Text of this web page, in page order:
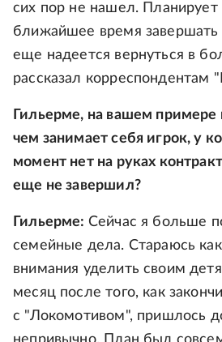
сих пор не нашел.
ближайшее время завершать
еще надеется вернуться в
рассказал корреспондентам
Гильерме, на вашем примере
чем занимает себя игрок, у
момент нет на руках
еще не завершил?
Гильерме: Сейчас я больше
семейные дела. Стараюсь
внимания уделить своим
месяц после того, как
с "Локомотивом", пришлось